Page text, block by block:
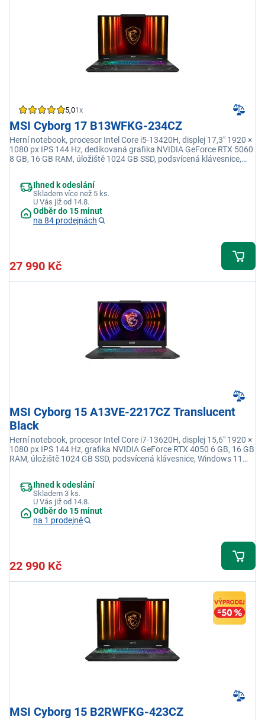
5,01x
MSI Cyborg 17 B13WFKG-234CZ
Herní notebook, procesor Intel Core i5-13420H, displej 17,3" 1920 ×
1080 px IPS 144 Hz, dedikovaná grafika NVIDIA GeForce RTX 5060
8 GB, 16 GB RAM, úložiště 1024 GB SSD, podsvícená klávesnice,
Ihned k odeslání
Skladem více než 5 ks.
U Vás již od 14.8.
Odběr do 15 minut
na 84 prodejnách
27 990 Kč
MSI Cyborg 15 A13VE-2217CZ Translucent
Black
Herní notebook, procesor Intel Core i7-13620H, displej 15,6" 1920 ×
1080 px IPS 144 Hz, grafika NVIDIA GeForce RTX 4050 6 GB, 16 GB
RAM, úložiště 1024 GB SSD, podsvícená klávesnice, Windows 11
Ihned k odeslání
Skladem 3 ks.
U Vás již od 14.8.
Odběr do 15 minut
na 1 prodejně
22 990 Kč
MSI Cyborg 15 B2RWFKG-423CZ